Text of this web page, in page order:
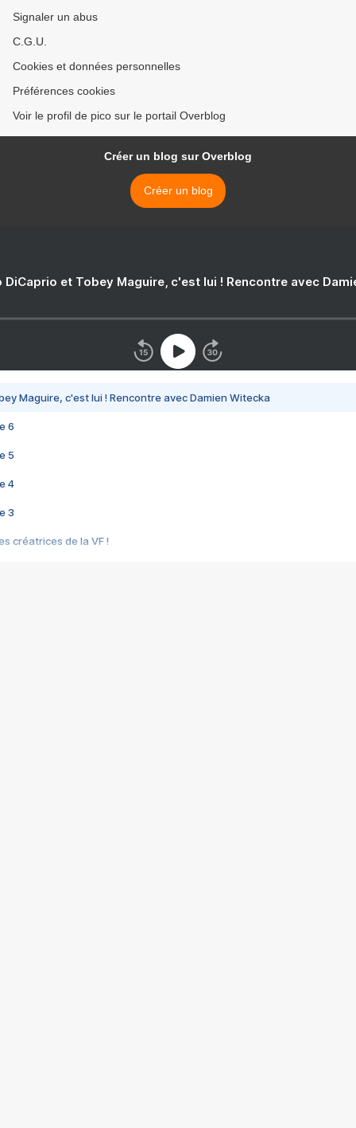
Signaler un abus
C.G.U.
Cookies et données personnelles
Préférences cookies
Voir le profil de pico sur le portail Overblog
Créer un blog sur Overblog
Créer un blog
DiCaprio et Tobey Maguire, c'est lui ! Rencontre avec
Maguire, c'est lui ! Rencontre avec Damien Witecka
6
5
4
3
créatrices de la VF !